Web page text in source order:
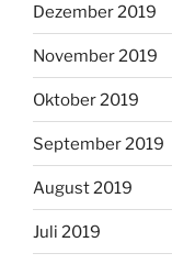
Dezember 2019
November 2019
Oktober 2019
September 2019
August 2019
Juli 2019